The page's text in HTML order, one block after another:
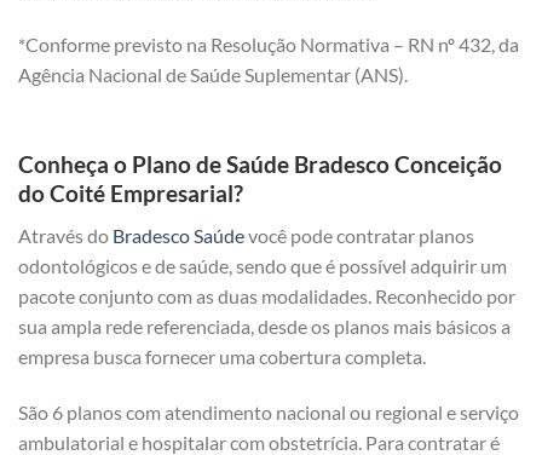
*Conforme previsto na Resolução Normativa – RN nº 432, da
Agência Nacional de Saúde Suplementar (ANS).
Conheça o Plano de Saúde Bradesco Conceição
do Coité Empresarial?
Através do Bradesco Saúdevocê pode contratar planos
odontológicos e de saúde, sendo que é possível adquirir um
pacote conjunto com as duas modalidades. Reconhecido por
sua ampla rede referenciada, desde os planos mais básicos a
empresa busca fornecer uma cobertura completa.
São 6 planos com atendimento nacional ou regional e serviço
ambulatorial e hospitalar com obstetrícia. Para contratar é